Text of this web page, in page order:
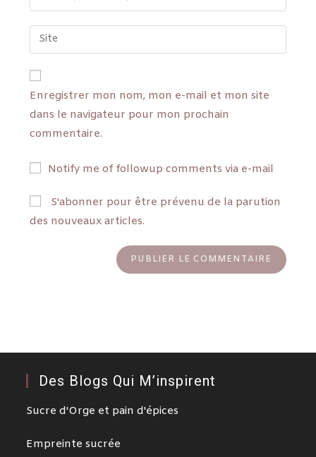
Enregistrer mon nom, mon e-mail et mon site
dans le navigateur pour mon prochain
commentaire.
Notify me of followup comments via e-mail
S'abonner pour être prévenu de la parution
des nouveaux articles.
Des Blogs Qui M’inspirent
Sucre d'Orge et pain d'épices
Empreinte sucrée